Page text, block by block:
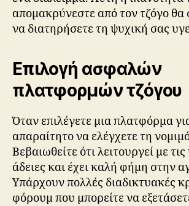
απομακρύνεστε από τον τζόγο θα
να διατηρήσετε τη ψυχική σας
Επιλογή ασφαλών
πλατφορμών τζόγου
Όταν επιλέγετε μια πλατφόρμα
απαραίτητο να ελέγχετε τη
Βεβαιωθείτε ότι λειτουργεί με
άδειες και έχει καλή φήμη στην
Υπάρχουν πολλές διαδικτυακές
φόρουμ που μπορείτε να